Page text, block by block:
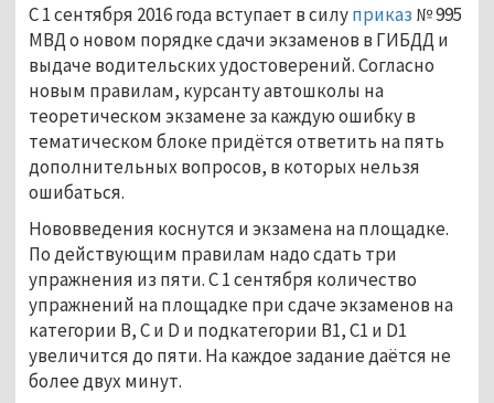
С 1 сентября 2016 года вступает в силуприказ № 995
МВД о новом порядке сдачи экзаменов в ГИБДД и
выдаче водительских удостоверений. Согласно
новым правилам, курсанту автошколы на
теоретическом экзамене за каждую ошибку в
тематическом блоке придётся ответить на пять
дополнительных вопросов, в которых нельзя
ошибаться.
Нововведения коснутся и экзамена на площадке.
По действующим правилам надо сдать три
упражнения из пяти. С 1 сентября количество
упражнений на площадке при сдаче экзаменов на
категории В, С и D и подкатегории В1, С1 и D1
увеличится до пяти. На каждое задание даётся не
более двух минут.